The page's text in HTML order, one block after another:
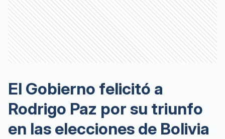
El Gobierno felicitó a
Rodrigo Paz por su triunfo
en las elecciones de Bolivia